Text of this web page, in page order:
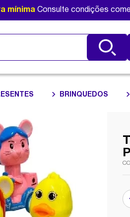
mínimaConsulte condições
BRINQUEDOS